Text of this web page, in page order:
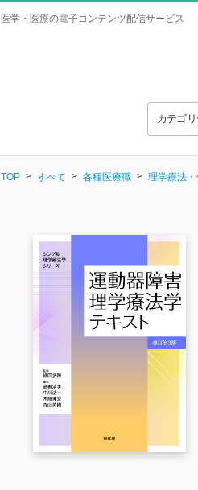
医学・医療の電子コンテンツ配信サービス
カテゴ
TOP すべて 各種医療職 理学療法